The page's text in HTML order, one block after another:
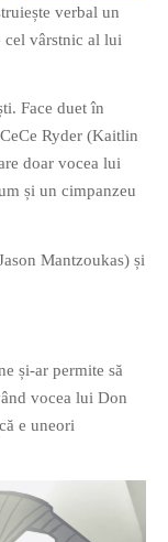
verbal un
cel vârstnic al lui
Face duet în
Ryder (Kaitlin
doar vocea lui
și un cimpanzeu
Mantzoukas) și
și-ar permite să
vocea lui Don
e uneori